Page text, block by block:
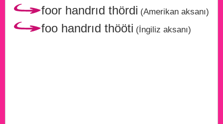
foor handrıd thördi (Amerikan aksanı)
foo handrıd thööti (İngiliz aksanı)